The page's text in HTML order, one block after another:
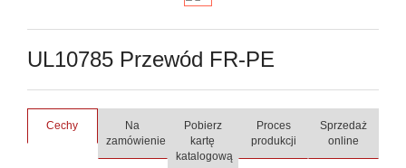
UL10785 Przewód FR-PE
Cechy
Na
zamówienie
Pobierz
kartę
katalogową
Proces
produkcji
Sprzedaż
online